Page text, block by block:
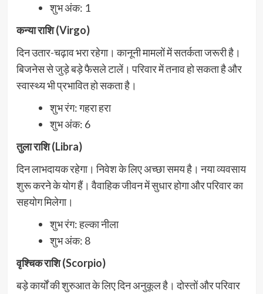
शुभ अंक: 1
कन्या राशि (Virgo)
दिन उतार-चढ़ाव भरा रहेगा। कानूनी मामलों में सतर्कता जरूरी है।
बिजनेस से जुड़े बड़े फैसले टालें। परिवार में तनाव हो सकता है और
स्वास्थ्य भी प्रभावित हो सकता है।
शुभ रंग: गहरा हरा
शुभ अंक: 6
तुला राशि (Libra)
दिन लाभदायक रहेगा। निवेश के लिए अच्छा समय है। नया व्यवसाय
शुरू करने के योग हैं। वैवाहिक जीवन में सुधार होगा और परिवार का
सहयोग मिलेगा।
शुभ रंग: हल्का नीला
शुभ अंक: 8
वृश्चिक राशि (Scorpio)
बड़े कार्यों की शुरुआत के लिए दिन अनुकूल है। दोस्तों और परिवार